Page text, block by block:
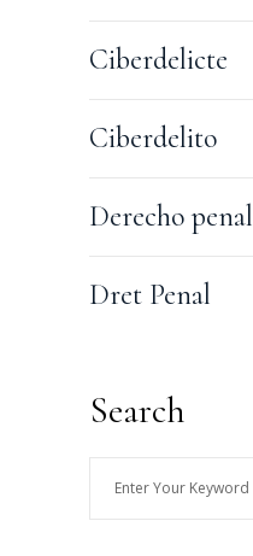
Ciberdelicte
Ciberdelito
Derecho penal
Dret Penal
Search